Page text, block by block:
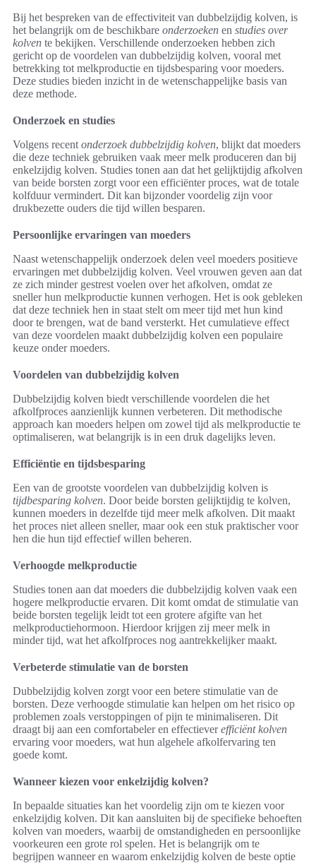
Bij het bespreken van de effectiviteit van dubbelzijdig kolven, is
het belangrijk om de beschikbare onderzoeken en studies over
kolven te bekijken. Verschillende onderzoeken hebben zich
gericht op de voordelen van dubbelzijdig kolven, vooral met
betrekking tot melkproductie en tijdsbesparing voor moeders.
Deze studies bieden inzicht in de wetenschappelijke basis van
deze methode.
Onderzoek en studies
Volgens recent onderzoek dubbelzijdig kolven, blijkt dat moeders
die deze techniek gebruiken vaak meer melk produceren dan bij
enkelzijdig kolven. Studies tonen aan dat het gelijktijdig afkolven
van beide borsten zorgt voor een efficiënter proces, wat de totale
kolfduur vermindert. Dit kan bijzonder voordelig zijn voor
drukbezette ouders die tijd willen besparen.
Persoonlijke ervaringen van moeders
Naast wetenschappelijk onderzoek delen veel moeders positieve
ervaringen met dubbelzijdig kolven. Veel vrouwen geven aan dat
ze zich minder gestrest voelen over het afkolven, omdat ze
sneller hun melkproductie kunnen verhogen. Het is ook gebleken
dat deze techniek hen in staat stelt om meer tijd met hun kind
door te brengen, wat de band versterkt. Het cumulatieve effect
van deze voordelen maakt dubbelzijdig kolven een populaire
keuze onder moeders.
Voordelen van dubbelzijdig kolven
Dubbelzijdig kolven biedt verschillende voordelen die het
afkolfproces aanzienlijk kunnen verbeteren. Dit methodische
approach kan moeders helpen om zowel tijd als melkproductie te
optimaliseren, wat belangrijk is in een druk dagelijks leven.
Efficiëntie en tijdsbesparing
Een van de grootste voordelen van dubbelzijdig kolven is
tijdbesparing kolven. Door beide borsten gelijktijdig te kolven,
kunnen moeders in dezelfde tijd meer melk afkolven. Dit maakt
het proces niet alleen sneller, maar ook een stuk praktischer voor
hen die hun tijd effectief willen beheren.
Verhoogde melkproductie
Studies tonen aan dat moeders die dubbelzijdig kolven vaak een
hogere melkproductie ervaren. Dit komt omdat de stimulatie van
beide borsten tegelijk leidt tot een grotere afgifte van het
melkproductiehormoon. Hierdoor krijgen zij meer melk in
minder tijd, wat het afkolfproces nog aantrekkelijker maakt.
Verbeterde stimulatie van de borsten
Dubbelzijdig kolven zorgt voor een betere stimulatie van de
borsten. Deze verhoogde stimulatie kan helpen om het risico op
problemen zoals verstoppingen of pijn te minimaliseren. Dit
draagt bij aan een comfortabeler en effectieverefficiënt kolven
ervaring voor moeders, wat hun algehele afkolfervaring ten
goede komt.
Wanneer kiezen voor enkelzijdig kolven?
In bepaalde situaties kan het voordelig zijn om te kiezen voor
enkelzijdig kolven. Dit kan aansluiten bij de specifieke behoeften
kolven van moeders, waarbij de omstandigheden en persoonlijke
voorkeuren een grote rol spelen. Het is belangrijk om te
begrijpen wanneer en waarom enkelzijdig kolven de beste optie